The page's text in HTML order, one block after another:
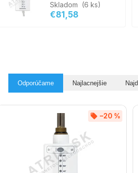
Skladom (6 ks)
€81,58
Odporúčame Najlacnejšie
–20 %